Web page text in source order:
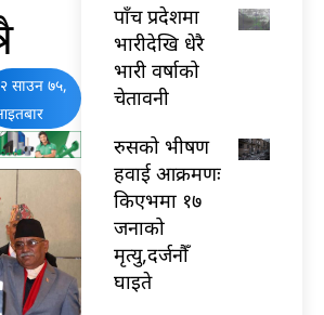
साउन ७५,
पाँच प्रदेशमा
भारीदेखि धेरै
भारी वर्षाको
चेतावनी
रुसको भीषण
हवाई आक्रमणः
किएभमा १७
जनाको
मृत्यु,दर्जनौँ
घाइते